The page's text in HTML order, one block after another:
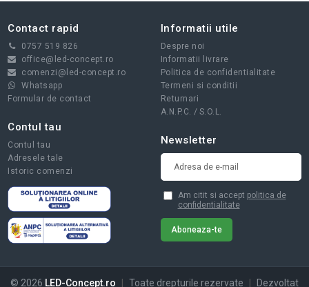
Contact rapid
0757 519 826
office@led-concept.ro
comenzi@led-concept.ro
Whatsapp
Formular de contact
Informatii utile
Despre noi
Informatii livrare
Politica de confidentialitate
Termeni si conditii
Returnari
A.N.P.C. / S.O.L.
Contul tau
Contul tau
Adresele tale
Istoric comenzi
Newsletter
Am citit si accept politica de
confidentialitate
© 2026 LED-Concept.ro | Toate drepturile rezervate | Dezvoltat